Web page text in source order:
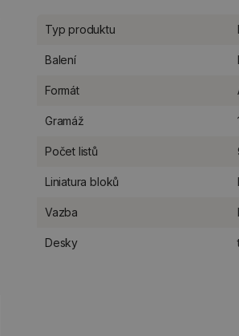
Typ produktu
Balení
Formát
Gramáž
Počet listů
Liniatura bloků
Vazba
Desky